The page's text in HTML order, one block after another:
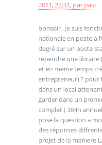
2011, 22:31, par pasc
bonsoir , je suis
nationale en poste a
degré sur un poste
rependre une libraire
et en meme temps
entrepreneur) ? pour
dans un local
garder dans un
complet ( 384h
pose la question a
des réponses
projet de la maniere